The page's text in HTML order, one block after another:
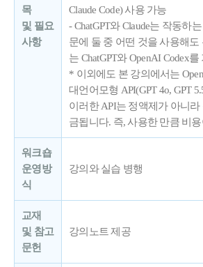
목
및 필요
사항
Claude Code) 사용 가능
- ChatGPT와 Claude는 작동하
문에 둘 중 어떤 것을 사용해도
는 ChatGPT와 OpenAI Codex
* 이외에도 본 강의에서는
대언어모형 API(GPT 4o, GPT
이러한 API는 정액제가 아니
금됩니다. 즉, 사용한 만큼 비
워크숍
운영방
식
강의와 실습 병행
교재
및 참고
문헌
강의노트 제공